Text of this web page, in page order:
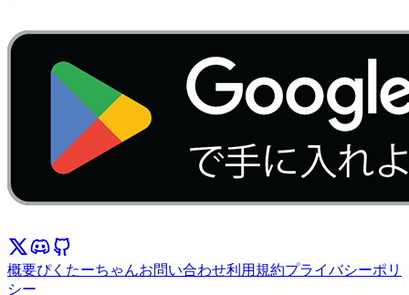
概要ぴくたーちゃんお問い合わせ利用規約プライバシーポリ
シー